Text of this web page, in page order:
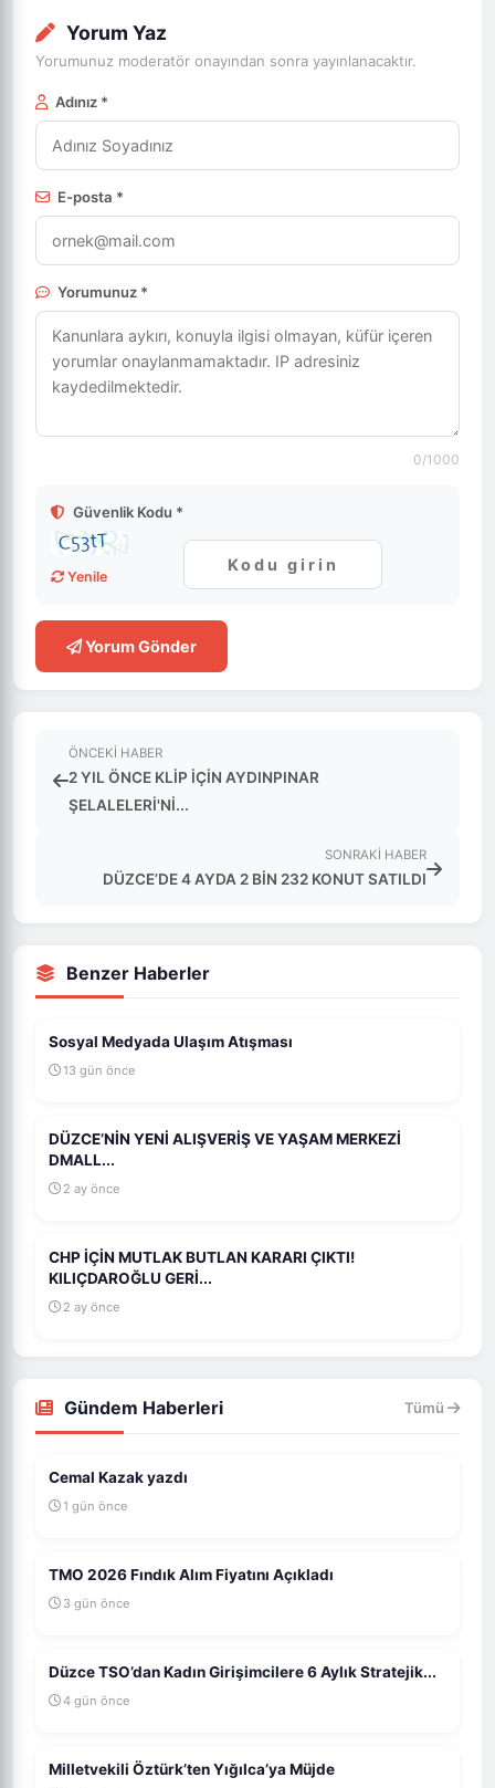
Yorum Yaz
Yorumunuz moderatör onayından sonra yayınlanacaktır.
Adınız *
E-posta *
Yorumunuz *
0/1000
Güvenlik Kodu *
Yenile
Yorum Gönder
ÖNCEKI HABER
2 YIL ÖNCE KLİP İÇİN AYDINPINAR
ŞELALELERİ'Nİ...
SONRAKI HABER
DÜZCE’DE 4 AYDA 2 BİN 232 KONUT SATILDI
Benzer Haberler
Sosyal Medyada Ulaşım Atışması
13 gün önce
DÜZCE’NİN YENİ ALIŞVERİŞ VE YAŞAM MERKEZİ
DMALL...
2 ay önce
CHP İÇİN MUTLAK BUTLAN KARARI ÇIKTI!
KILIÇDAROĞLU GERİ...
2 ay önce
Gündem Haberleri Tümü
Cemal Kazak yazdı
1 gün önce
TMO 2026 Fındık Alım Fiyatını Açıkladı
3 gün önce
Düzce TSO’dan Kadın Girişimcilere 6 Aylık Stratejik...
4 gün önce
Milletvekili Öztürk’ten Yığılca’ya Müjde